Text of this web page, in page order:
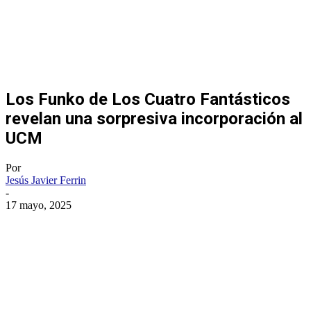
Los Funko de Los Cuatro Fantásticos
revelan una sorpresiva incorporación al
UCM
Por
Jesús Javier Ferrin
-
17 mayo, 2025